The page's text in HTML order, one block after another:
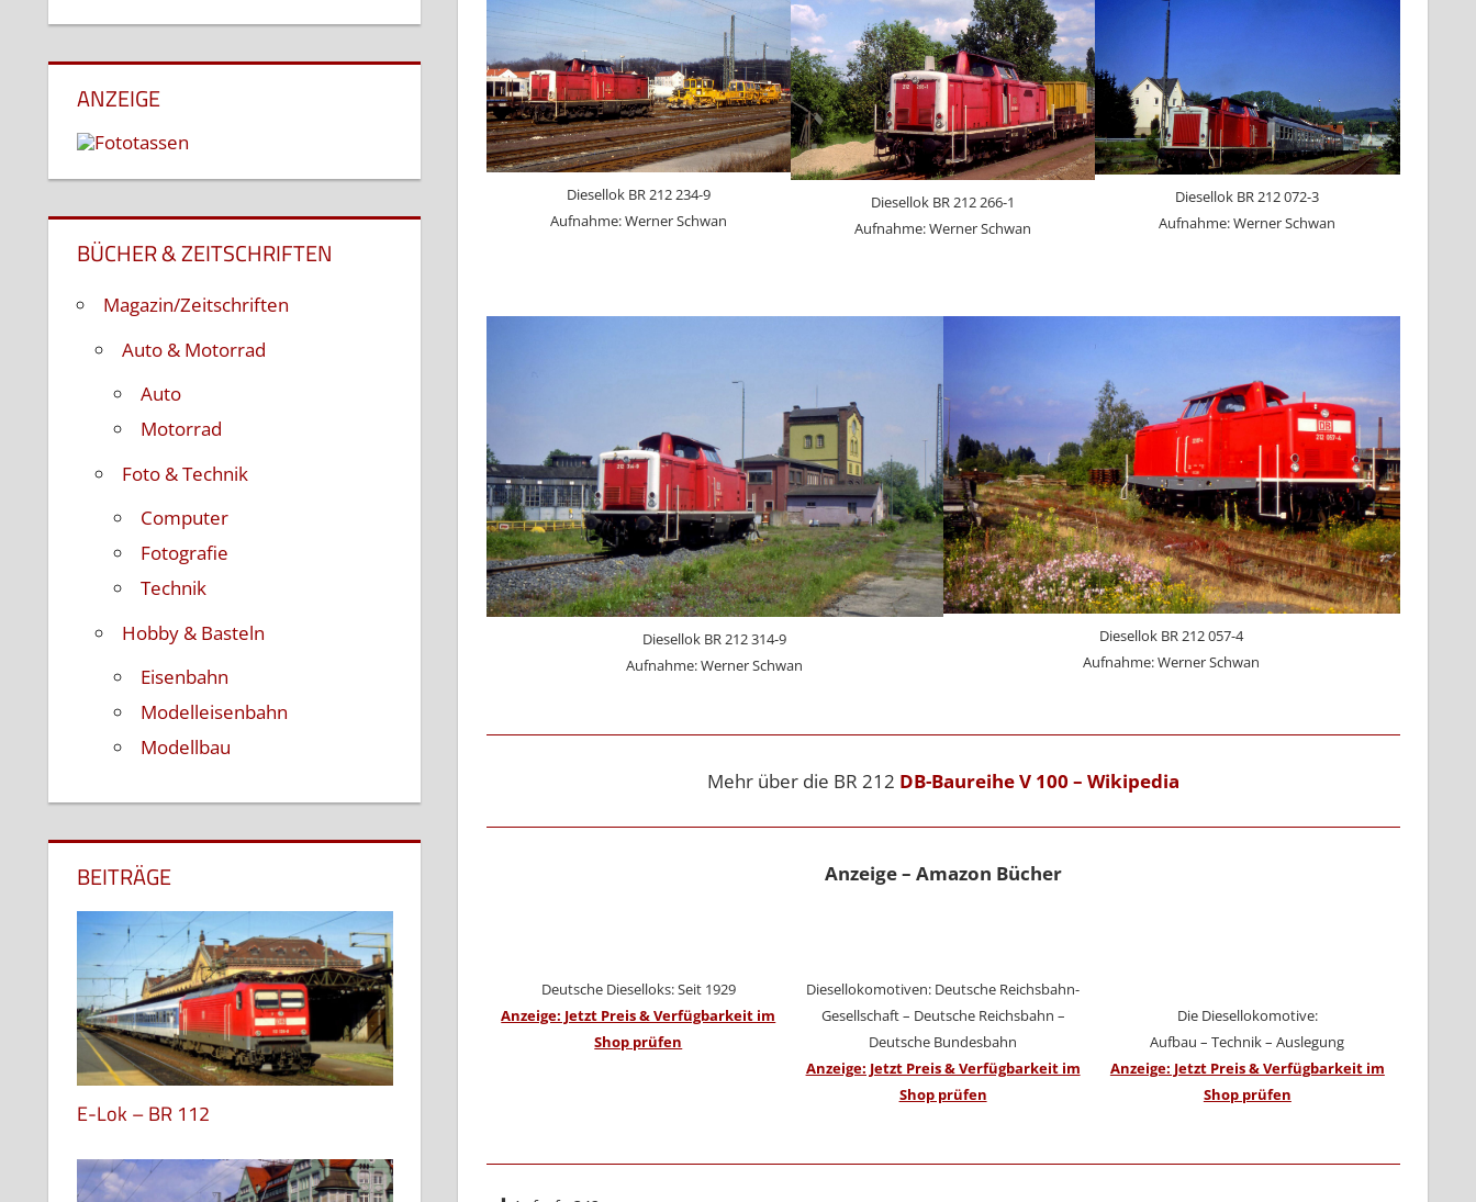
Diesellok BR 212 234-9
Aufnahme: Werner Schwan
Diesellok BR 212 266-1
Aufnahme: Werner Schwan
Diesellok BR 212 072-3
Aufnahme: Werner Schwan
Diesellok BR 212 314-9
Aufnahme: Werner Schwan
Diesellok BR 212 057-4
Aufnahme: Werner Schwan
Mehr über die BR 212 DB-Baureihe V 100 – Wikipedia
Anzeige – Amazon Bücher
Deutsche Dieselloks: Seit 1929
Anzeige: Jetzt Preis & Verfügbarkeit im
Shop prüfen
Diesellokomotiven: Deutsche Reichsbahn-
Gesellschaft – Deutsche Reichsbahn –
Deutsche Bundesbahn
Anzeige: Jetzt Preis & Verfügbarkeit im
Shop prüfen
Die Diesellokomotive:
Aufbau – Technik – Auslegung
Anzeige: Jetzt Preis & Verfügbarkeit im
Shop prüfen
ANZEIGE
BÜCHER & ZEITSCHRIFTEN
Magazin/Zeitschriften
Auto & Motorrad
Auto
Motorrad
Foto & Technik
Computer
Fotografie
Technik
Hobby & Basteln
Eisenbahn
Modelleisenbahn
Modellbau
BEITRÄGE
E-Lok – BR 112